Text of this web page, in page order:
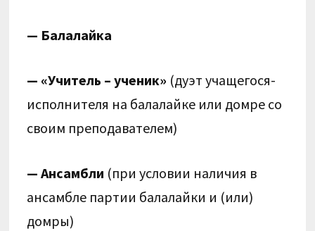
— Балалайка
— «Учитель – ученик» (дуэт учащегося-
исполнителя на балалайке или домре со
своим преподавателем)
— Ансамбли (при условии наличия в
ансамбле партии балалайки и (или)
домры)